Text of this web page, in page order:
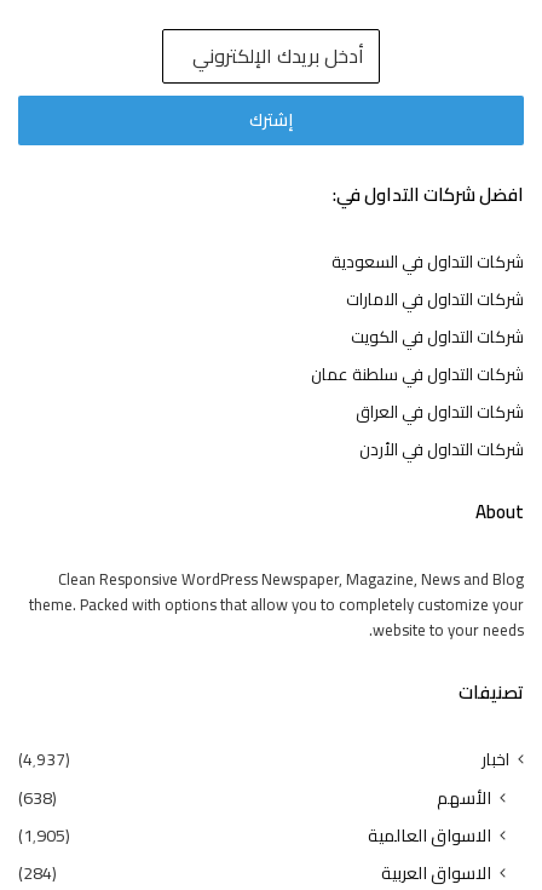
افضل شركات التداول في:
شركات التداول في السعودية
شركات التداول في الامارات
شركات التداول في الكويت
شركات التداول في سلطنة عمان
شركات التداول في العراق
شركات التداول في الأردن
About
Clean Responsive WordPress Newspaper, Magazine, News and Blog
theme. Packed with options that allow you to completely customize your
website to your needs.
تصنيفات
اخبار (4٬937)
الأسهم
(638)
الاسواق العالمية
(1٬905)
الاسواق العربية
(284)